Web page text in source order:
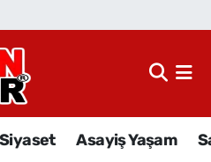
Siyaset Asayiş Yaşam